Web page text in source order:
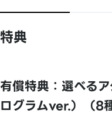
特典
有償特典：選べる
ログラムver.）（8